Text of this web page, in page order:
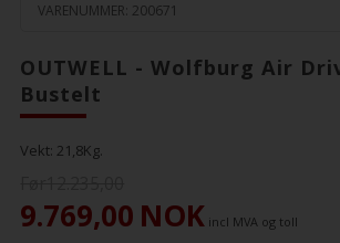
VARENUMMER: 200671
OUTWELL - Wolfburg Air
Bustelt
Vekt: 21,8Kg.
9.769,00 NOK incl MVA og toll